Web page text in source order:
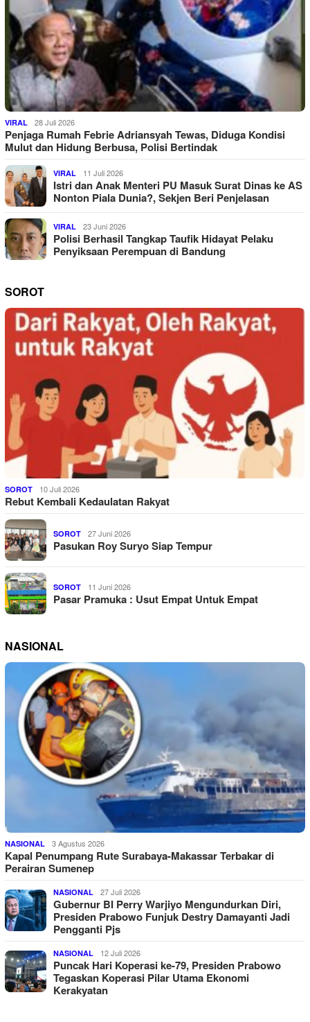
VIRAL 28 Juli 2026
Penjaga Rumah Febrie Adriansyah Tewas, Diduga Kondisi
Mulut dan Hidung Berbusa, Polisi Bertindak
VIRAL 11 Juli 2026
Istri dan Anak Menteri PU Masuk Surat Dinas ke AS
Nonton Piala Dunia?, Sekjen Beri Penjelasan
VIRAL 23 Juni 2026
Polisi Berhasil Tangkap Taufik Hidayat Pelaku
Penyiksaan Perempuan di Bandung
SOROT
SOROT 10 Juli 2026
Rebut Kembali Kedaulatan Rakyat
SOROT 27 Juni 2026
Pasukan Roy Suryo Siap Tempur
SOROT 11 Juni 2026
Pasar Pramuka : Usut Empat Untuk Empat
NASIONAL
NASIONAL 3 Agustus 2026
Kapal Penumpang Rute Surabaya-Makassar Terbakar di
Perairan Sumenep
NASIONAL 27 Juli 2026
Gubernur BI Perry Warjiyo Mengundurkan Diri,
Presiden Prabowo Funjuk Destry Damayanti Jadi
Pengganti Pjs
NASIONAL 12 Juli 2026
Puncak Hari Koperasi ke-79, Presiden Prabowo
Tegaskan Koperasi Pilar Utama Ekonomi
Kerakyatan